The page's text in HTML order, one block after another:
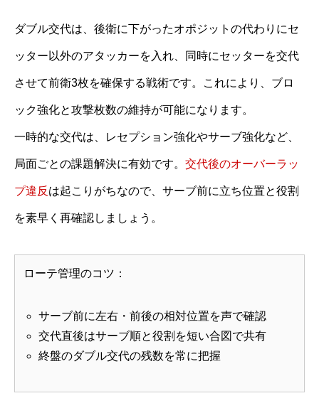
ダブル交代は、後衛に下がったオポジットの代わりにセ
ッター以外のアタッカーを入れ、同時にセッターを交代
させて前衛3枚を確保する戦術です。これにより、ブロ
ック強化と攻撃枚数の維持が可能になります。
一時的な交代は、レセプション強化やサーブ強化など、
局面ごとの課題解決に有効です。 交代後のオーバーラッ
プ違反 は起こりがちなので、サーブ前に立ち位置と役割
を素早く再確認しましょう。
ローテ管理のコツ：
サーブ前に左右・前後の相対位置を声で確認
交代直後はサーブ順と役割を短い合図で共有
終盤のダブル交代の残数を常に把握